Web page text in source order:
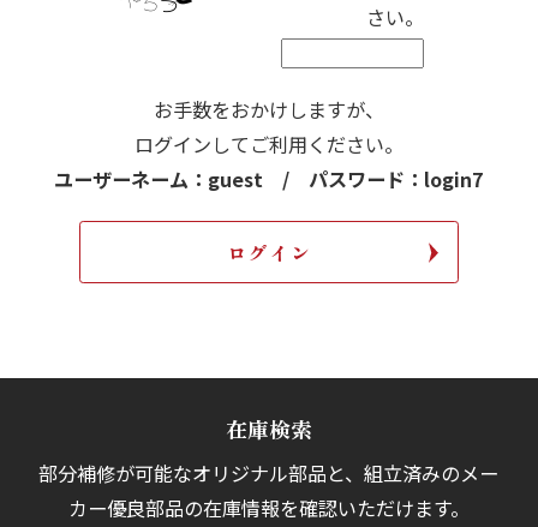
さい。
お手数をおかけしますが、
ログインしてご利用ください。
ユーザーネーム：guest / パスワード：login7
在庫検索
部分補修が可能なオリジナル部品と、組立済みのメー
カー優良部品の在庫情報を確認いただけます。